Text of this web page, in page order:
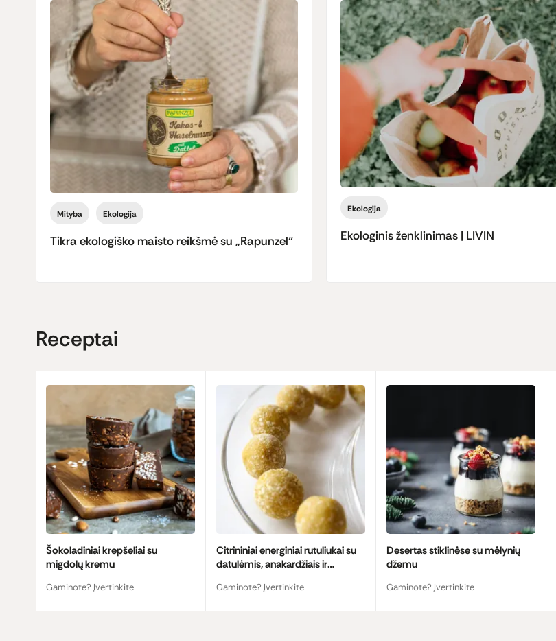
Mityba Ekologija
Tikra ekologiško maisto reikšmė su „Rapunzel“
Ekologija
Ekologinis ženklinimas | LIVIN
Receptai
Šokoladiniai krepšeliai su
migdolų kremu
Gaminote? Įvertinkite
Citrininiai energiniai rutuliukai su
datulėmis, anakardžiais ir
Gaminote? Įvertinkite
Desertas stiklinėse su mėlynių
džemu
Gaminote? Įvertinkite